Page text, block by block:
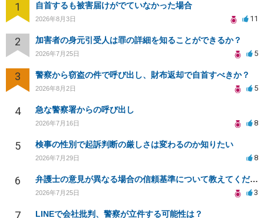
1 自首するも被害届けがでていなかった場合
2026年8月3日 11
2 加害者の身元引受人は罪の詳細を知ることができるか？
2026年7月25日 5
3 警察から窃盗の件で呼び出し、財布返却で自首すべきか？
2026年8月2日 5
4 急な警察署からの呼び出し
2026年7月16日 8
5 検事の性別で起訴判断の厳しさは変わるのか知りたい
2026年7月29日 8
6 弁護士の意見が異なる場合の信頼基準について教えてください
2026年7月25日 3
7 LINEで会社批判、警察が立件する可能性は？